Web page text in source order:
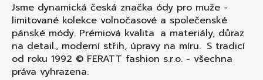
Jsme dynamická česká značka ódy pro muže -
limitované kolekce volnočasové a společenské
pánské módy. Prémiová kvalita a materiály, důraz
na detail., moderní střih, úpravy na míru. S tradicí
od roku 1992 © FERATT fashion s.r.o. - všechna
práva vyhrazena.